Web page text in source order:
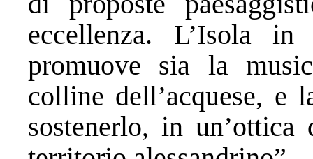
eccellenza. L’Isola
promuove sia la
colline dell’acquese, e
sostenerlo, in